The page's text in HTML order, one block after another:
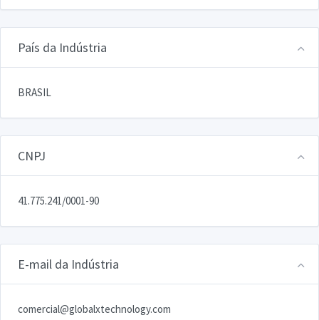
País da Indústria
BRASIL
CNPJ
41.775.241/0001-90
E-mail da Indústria
comercial@globalxtechnology.com